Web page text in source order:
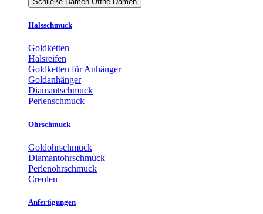
Halsschmuck
Goldketten
Halsreifen
Goldketten für Anhänger
Goldanhänger
Diamantschmuck
Perlenschmuck
Ohrschmuck
Goldohrschmuck
Diamantohrschmuck
Perlenohrschmuck
Creolen
Anfertigungen